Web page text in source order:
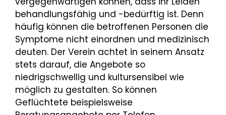
behandlungsfähig und -bedürftig ist. Denn
häufig können die betroffenen Personen die
Symptome nicht einordnen und medizinisch
deuten. Der Verein achtet in seinem Ansatz
stets darauf, die Angebote so
niedrigschwellig und kultursensibel wie
möglich zu gestalten. So können
Geflüchtete beispielsweise